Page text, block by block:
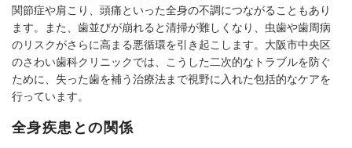
関節症や肩こり、頭痛といった全身の不調につながることもあり
ます。また、歯並びが崩れると清掃が難しくなり、虫歯や歯周病
のリスクがさらに高まる悪循環を引き起こします。大阪市中央区
のさわい歯科クリニックでは、こうした二次的なトラブルを防ぐ
ために、失った歯を補う治療法まで視野に入れた包括的なケアを
行っています。
全身疾患との関係